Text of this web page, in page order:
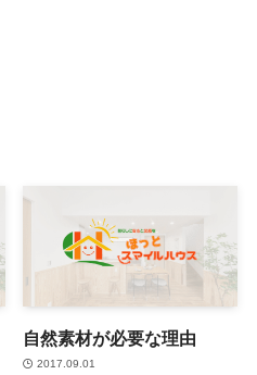
自然素材が必要な理由
2017.09.01